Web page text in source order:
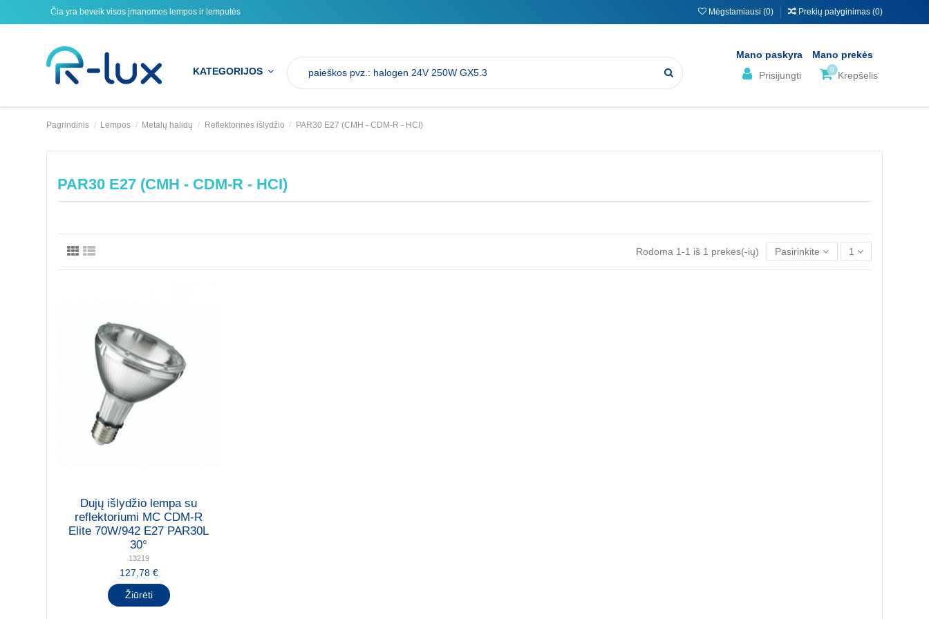
Čia yra beveik visos įmanomos lempos ir lemputės Mėgstamiausi (0) Prekių palyginimas (0)
KATEGORIJOS
Mano paskyra
Prisijungti
Mano prekės
0Krepšelis
Pagrindinis Lempos Metalų halidų Reflektorinės išlydžio PAR30 E27 (CMH - CDM-R - HCI)
PAR30 E27 (CMH - CDM-R - HCI)
Rodoma 1-1 iš 1 prekės(-ių) Pasirinkite 1
Dujų išlydžio lempa su
reflektoriumi MC CDM-R
Elite 70W/942 E27 PAR30L
30°
13219
127,78 €
Žiūrėti